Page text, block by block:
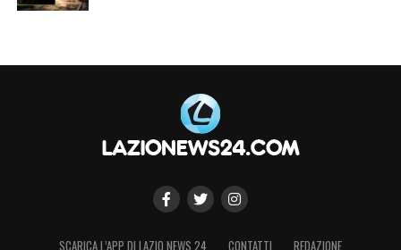
SCARICA L’APP DI LAZIO NEWS 24 CONTATTI REDAZIONE